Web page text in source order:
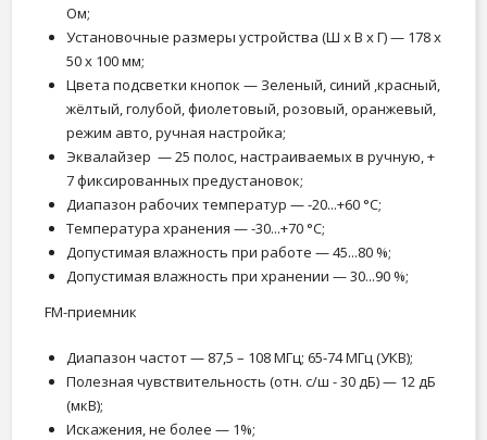
Ом;
Установочные размеры устройства (Ш x В x Г) — 178 x
50 x 100 мм;
Цвета подсветки кнопок — Зеленый, синий ,красный,
жёлтый, голубой, фиолетовый, розовый, оранжевый,
режим авто, ручная настройка;
Эквалайзер — 25 полос, настраиваемых в ручную, +
7 фиксированных предустановок;
Диапазон рабочих температур — -20...+60 °С;
Температура хранения — -30...+70 °С;
Допустимая влажность при работе — 45...80 %;
Допустимая влажность при хранении — 30...90 %;
FM-приемник
Диапазон частот — 87,5 – 108 МГц; 65-74 МГц (УКВ);
Полезная чувствительность (отн. с/ш - 30 дБ) — 12 дБ
(мкВ);
Искажения, не более — 1%;